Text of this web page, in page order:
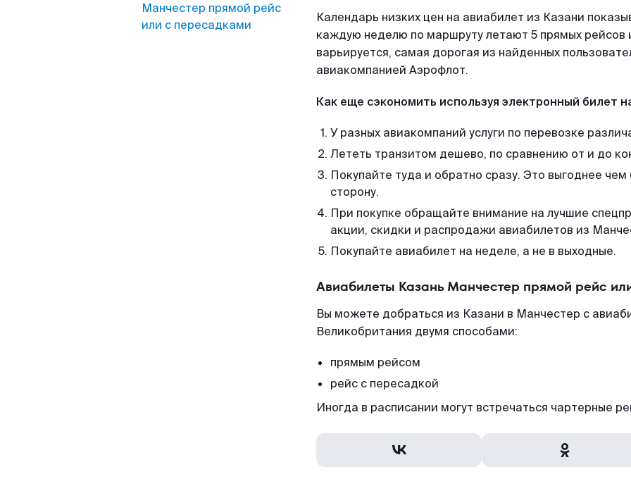
Манчестер прямой рейс
или с пересадками
Календарь низких цен на авиабилет из Казани
каждую неделю по маршруту летают 5 прямых рейсов
варьируется, самая дорогая из найденных
авиакомпанией Аэрофлот.
Как еще сэкономить используя электронный билет
У разных авиакомпаний услуги по перевозке
Лететь транзитом дешево, по сравнению от и до
Покупайте туда и обратно сразу. Это выгоднее
сторону.
При покупке обращайте внимание на лучшие
акции, скидки и распродажи авиабилетов из
Покупайте авиабилет на неделе, а не в выходные.
Авиабилеты Казань Манчестер прямой рейс
Вы можете добраться из Казани в Манчестер с
Великобритания двумя способами:
прямым рейсом
рейс с пересадкой
Иногда в расписании могут встречаться чартерные